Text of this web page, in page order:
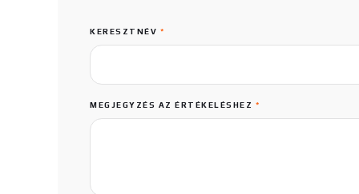
KERESZTNÉV *
MEGJEGYZÉS AZ ÉRTÉKELÉSHEZ *